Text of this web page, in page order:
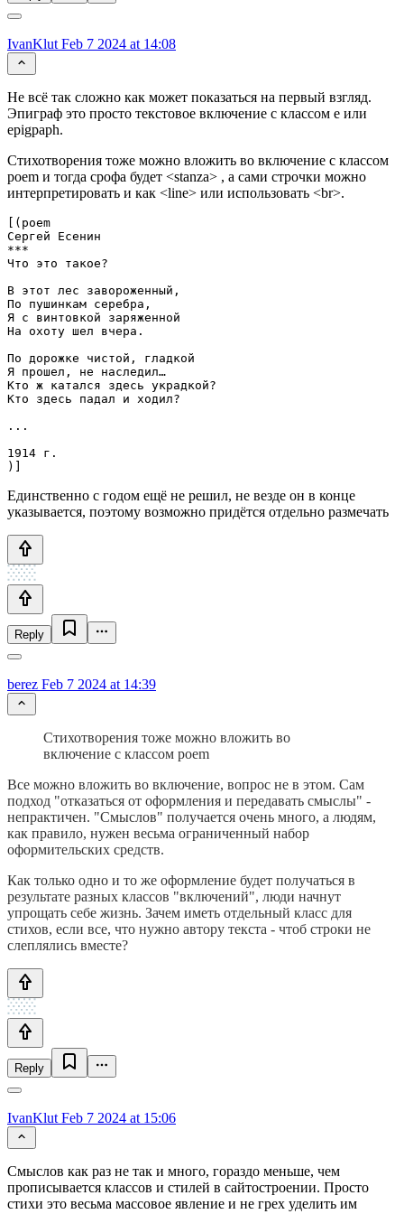
IvanKlut Feb 7 2024 at 14:08
Не всё так сложно как может показаться на первый взгляд.
Эпиграф это просто текстовое включение с классом e или
epigpaph.
Стихотворения тоже можно вложить во включение с классом
poem и тогда срофа будет <stanza> , а сами строчки можно
интерпретировать и как <line> или использовать <br>.
[(poem
Cергей Есенин
***
Что это такое?
В этот лес завороженный,
По пушинкам серебра,
Я с винтовкой заряженной
На охоту шел вчера.
По дорожке чистой, гладкой
Я прошел, не наследил…
Кто ж катался здесь украдкой?
Кто здесь падал и ходил?
...
1914 г.
)]
Единственно с годом ещё не решил, не везде он в конце
указывается, поэтому возможно придётся отдельно размечать
Reply
berez Feb 7 2024 at 14:39
Стихотворения тоже можно вложить во
включение с классом poem
Все можно вложить во включение, вопрос не в этом. Сам
подход "отказаться от оформления и передавать смыслы" -
непрактичен. "Смыслов" получается очень много, а людям,
как правило, нужен весьма ограниченный набор
оформительских средств.
Как только одно и то же оформление будет получаться в
результате разных классов "включений", люди начнут
упрощать себе жизнь. Зачем иметь отдельный класс для
стихов, если все, что нужно автору текста - чтоб строки не
слеплялись вместе?
Reply
IvanKlut Feb 7 2024 at 15:06
Смыслов как раз не так и много, гораздо меньше, чем
прописывается классов и стилей в сайтостроении. Просто
стихи это весьма массовое явление и не грех уделить им